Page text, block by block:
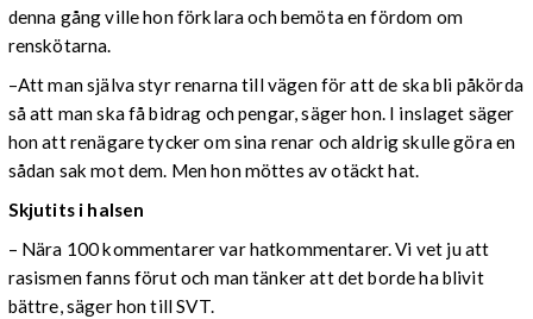
denna gång ville hon förklara och bemöta en fördom om
renskötarna.
–Att man själva styr renarna till vägen för att de ska bli påkörda
så att man ska få bidrag och pengar, säger hon. I inslaget säger
hon att renägare tycker om sina renar och aldrig skulle göra en
sådan sak mot dem. Men hon möttes av otäckt hat.
Skjutits i halsen
– Nära 100 kommentarer var hatkommentarer. Vi vet ju att
rasismen fanns förut och man tänker att det borde ha blivit
bättre, säger hon till SVT.